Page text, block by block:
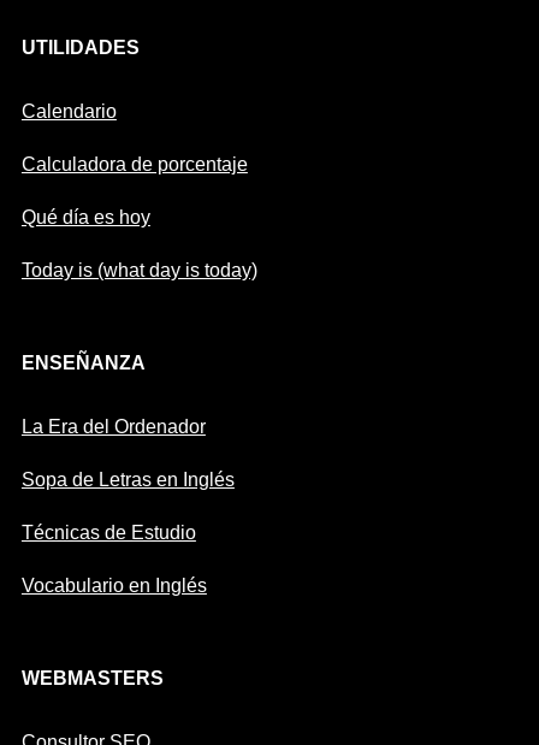
UTILIDADES
Calendario
Calculadora de porcentaje
Qué día es hoy
Today is (what day is today)
ENSEÑANZA
La Era del Ordenador
Sopa de Letras en Inglés
Técnicas de Estudio
Vocabulario en Inglés
WEBMASTERS